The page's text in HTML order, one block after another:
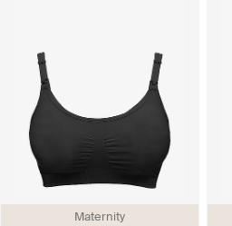
Maternity